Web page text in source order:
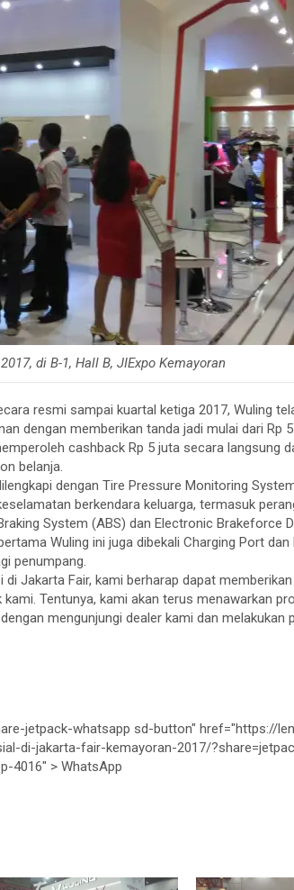
di B-1, Hall B, JIExpo Kemayoran
resmi sampai kuartal ketiga 2017, Wuling
dengan memberikan tanda jadi mulai dari Rp
cashback Rp 5 juta secara langsung
belanja.
dengan Tire Pressure Monitoring
berkendara keluarga, termasuk
System (ABS) dan Electronic Brakeforce
Wuling ini juga dibekali Charging Port dan
penumpang.
Jakarta Fair, kami berharap dapat
Tentunya, kami akan terus menawarkan
mengunjungi dealer kami dan melakukan
jetpack-whatsapp sd-button" href="https://
di-jakarta-fair-kemayoran-2017/
4016" >WhatsApp